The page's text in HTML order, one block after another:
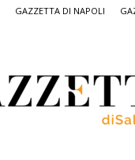
GAZZETTA DI NAPOLI
Salerno,
il
quotidiano